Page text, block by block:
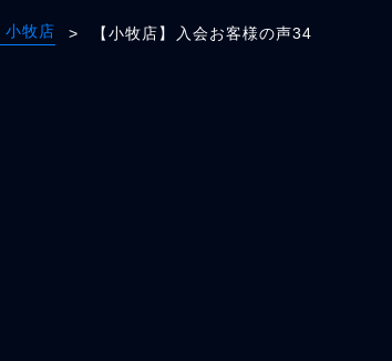
牧店 > 【小牧店】入会お客様の声34